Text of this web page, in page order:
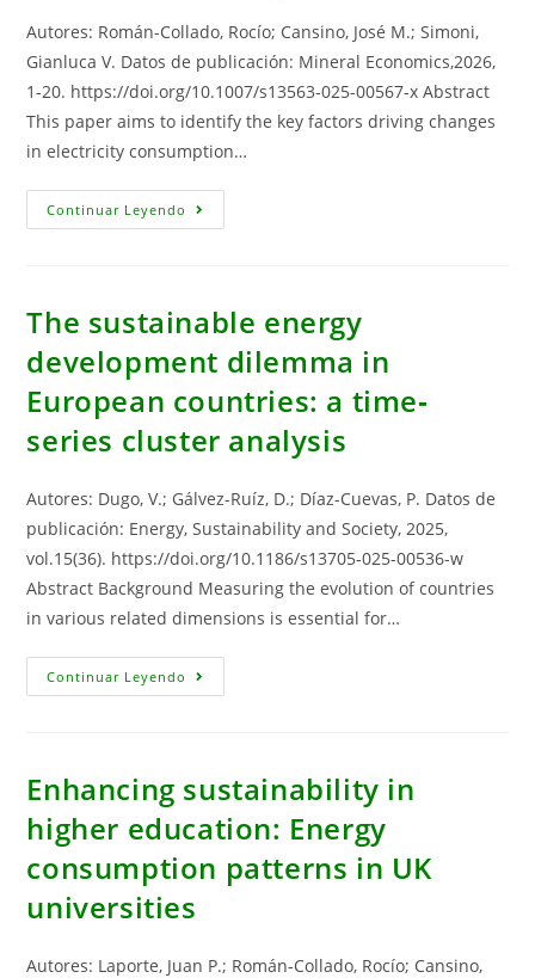
Autores: Román-Collado, Rocío; Cansino, José M.; Simoni,
Gianluca V. Datos de publicación: Mineral Economics,2026,
1-20. https://doi.org/10.1007/s13563-025-00567-x Abstract
This paper aims to identify the key factors driving changes
in electricity consumption…
Continuar Leyendo Electricity
Consumption
Spain:
Factors
For
The
Energy
And
Of
Critical
Raw
Materials
To
Europe
The sustainable energy
development dilemma in
European countries: a time‐
series cluster analysis
Autores: Dugo, V.; Gálvez-Ruíz, D.; Díaz-Cuevas, P. Datos de
publicación: Energy, Sustainability and Society, 2025,
vol.15(36). https://doi.org/10.1186/s13705-025-00536-w
Abstract Background Measuring the evolution of countries
in various related dimensions is essential for…
Continuar Leyendo The
Sustainable
European
Countries:
Time‐
Series
Cluster
Analysis
Enhancing sustainability in
higher education: Energy
consumption patterns in UK
universities
Autores: Laporte, Juan P.; Román-Collado, Rocío; Cansino,